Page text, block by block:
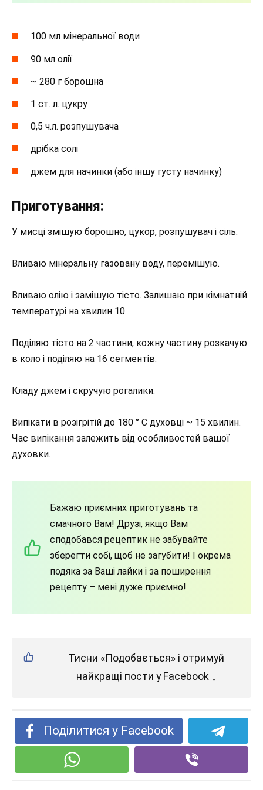
100 мл мінеральної води
90 мл олії
~ 280 г борошна
1 ст. л. цукру
0,5 ч.л. розпушувача
дрібка солі
джем для начинки (або іншу густу начинку)
Приготування:
У мисці змішую борошно, цукор, розпушувач і сіль.
Вливаю мінеральну газовану воду, перемішую.
Вливаю олію і замішую тісто. Залишаю при кімнатній
температурі на хвилин 10.
Поділяю тісто на 2 частини, кожну частину розкачую
в коло і поділяю на 16 сегментів.
Кладу джем і скручую рогалики.
Випікати в розігрітій до 180 ° С духовці ~ 15 хвилин.
Час випікання залежить від особливостей вашої
духовки.
Бажаю приємних приготувань та
смачного Вам! Друзі, якщо Вам
сподобався рецептик не забувайте
зберегти собі, щоб не загубити! І окрема
подяка за Ваші лайки і за поширення
рецепту – мені дуже приємно!
Тисни «Подобається» і отримуй
найкращі пости у Facebook ↓
Поділитися у Facebook